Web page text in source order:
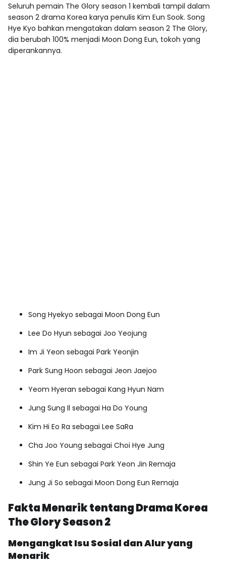
Seluruh pemain The Glory season 1 kembali tampil dalam
season 2 drama Korea karya penulis Kim Eun Sook. Song
Hye Kyo bahkan mengatakan dalam season 2 The Glory,
dia berubah 100% menjadi Moon Dong Eun, tokoh yang
diperankannya.
Song Hyekyo sebagai Moon Dong Eun
Lee Do Hyun sebagai Joo Yeojung
Im Ji Yeon sebagai Park Yeonjin
Park Sung Hoon sebagai Jeon Jaejoo
Yeom Hyeran sebagai Kang Hyun Nam
Jung Sung Il sebagai Ha Do Young
Kim Hi Eo Ra sebagai Lee SaRa
Cha Joo Young sebagai Choi Hye Jung
Shin Ye Eun sebagai Park Yeon Jin Remaja
Jung Ji So sebagai Moon Dong Eun Remaja
Fakta Menarik tentang Drama Korea
The Glory Season 2
Mengangkat Isu Sosial dan Alur yang
Menarik